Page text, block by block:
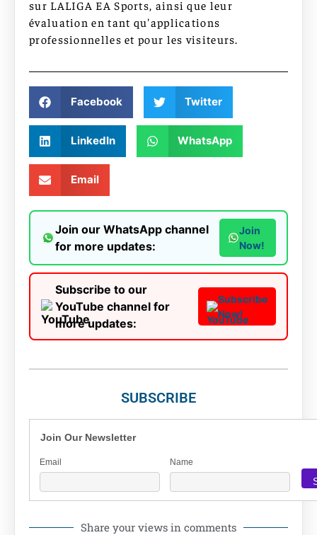
sur LALIGA EA Sports, ainsi que leur
évaluation en tant qu'applications
professionnelles et pour les visiteurs.
Facebook Twitter
LinkedIn WhatsApp
Email
Join our WhatsApp channel
for more updates:
Join
Now!
Subscribe to our
YouTube channel for
more updates:
Subscribe
Now!
SUBSCRIBE
Join Our Newsletter
Email Name
Share your views in comments